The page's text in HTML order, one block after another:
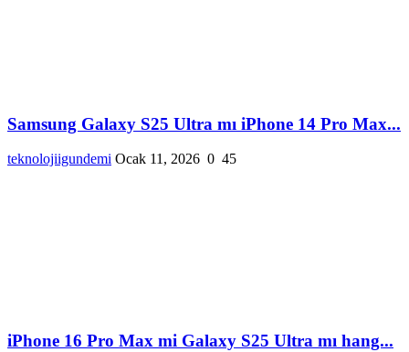
Samsung Galaxy S25 Ultra mı iPhone 14 Pro Max...
teknolojiigundemi Ocak 11, 2026 0 45
iPhone 16 Pro Max mi Galaxy S25 Ultra mı hang...